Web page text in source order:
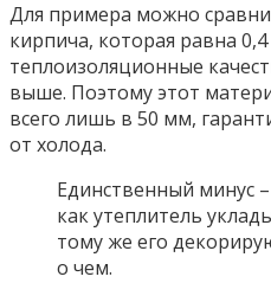
Для примера можно
кирпича, которая равна
теплоизоляционные
выше. Поэтому этот
всего лишь в 50 мм,
от холода.
Единственный минус
как утеплитель
тому же его
о чем.